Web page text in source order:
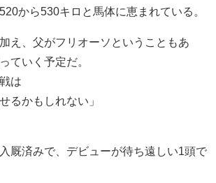
から530キロと馬体に恵まれている。
え、父がフリオーソということもあ
ていく予定だ。
は
るかもしれない」
厩済みで、デビューが待ち遠しい1頭で